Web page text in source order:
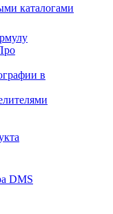
каталогами
в
DMS